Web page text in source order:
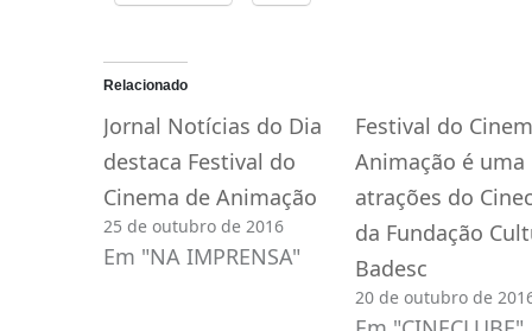
Relacionado
Jornal Notícias do Dia
destaca Festival do
Cinema de Animação
25 de outubro de 2016
Em "NA IMPRENSA"
Festival do
Animação é uma
atrações do
da Fundação
Badesc
20 de outubro de